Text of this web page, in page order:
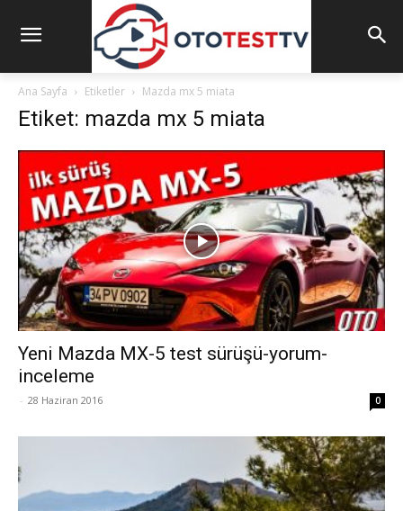
Ana Sayfa Etiketler Mazda mx 5 miata
Etiket: mazda mx 5 miata
Yeni Mazda MX-5 test sürüşü-yorum-
inceleme
- 28 Haziran 2016 0